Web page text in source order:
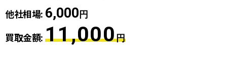
他社相場: 6,000円
買取金額:11,000円